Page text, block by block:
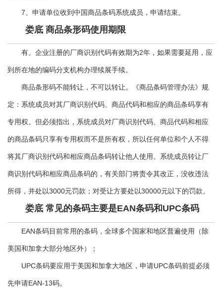
7、申请单位收到中国商品条码系统成员，申请结束。
娄底 商品条形码使用期限
有。企业注册的厂商识别代码有效期为2年，如果需要延用，应
到所在地的编码分支机构办理续展手续。
商品条形码不能转让，不可以转让。《商品条码管理办法》规
定：系统成员对其厂商识别代码、商品代码和相应的商品条码享有
专用权。但必须指出，系统成员对厂商识别代码、商品代码和相应
的商品条码只享有专用权而不是所有权，所以任何单位和个人不得
将其厂商识别代码和相应商品条码转让他人使用。系统成员转让厂
商识别代码和相应商品条码的，有关部门将责令其改正，没收违法
所得，并处以3000元罚款；对受让方要处以30000元以下的罚款。
娄底 常见的条码主要是EAN条码和UPC条码
EAN条码目前常用的条码，全球多个国家和地区普遍使用（除
美国和加拿大部分地区外）；
UPC条码要应用于美国和加拿大地区，申请UPC条码前提必须
先申请EAN-13码。